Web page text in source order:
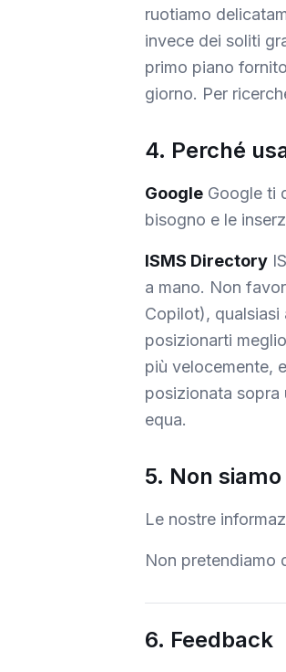
ruotiamo
invece dei soliti
primo piano
giorno. Per
4. Perché
Google Google ti
bisogno e le
ISMS Directory
a mano. Non
Copilot),
posizionarti
più velocemente,
posizionata sopra
equa.
5. Non
Le nostre
Non pretendiamo
6. Feedback